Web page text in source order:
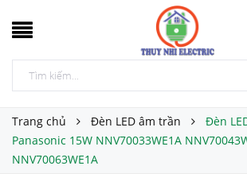
Trang chủ Đèn LED âm trần
Đèn
Panasonic 15W NNV70033WE1A
NNV70063WE1A